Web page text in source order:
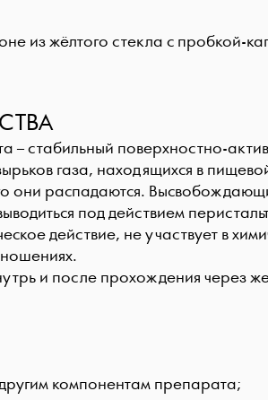
из жёлтого стекла с пробкой-
– стабильный поверхностно-
газа, находящихся в
они распадаются.
под действием
действие, не участвует в
и после прохождения через
другим компонентам препарата;